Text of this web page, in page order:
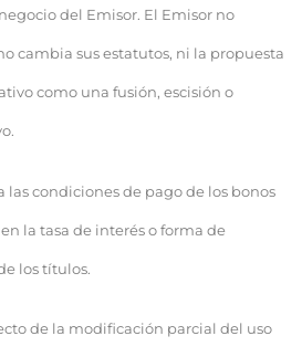
del Emisor. El Emisor no
cambia sus estatutos, ni la propuesta
como una fusión, escisión o
las condiciones de pago de los bonos
la tasa de interés o forma de
los títulos.
de la modificación parcial del uso